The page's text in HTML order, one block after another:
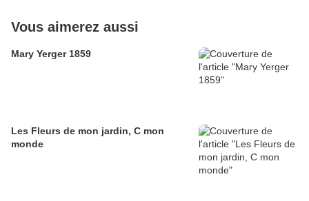
Vous aimerez aussi
Mary Yerger 1859
Les Fleurs de mon jardin, C mon
monde